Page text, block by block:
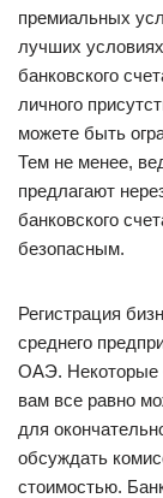
премиальных
лучших
банковского
личного
можете быть
Тем не менее,
предлагают
банковского
безопасным.
Регистрация
среднего
ОАЭ. Некоторые
вам все равно
для
обсуждать
стоимостью.